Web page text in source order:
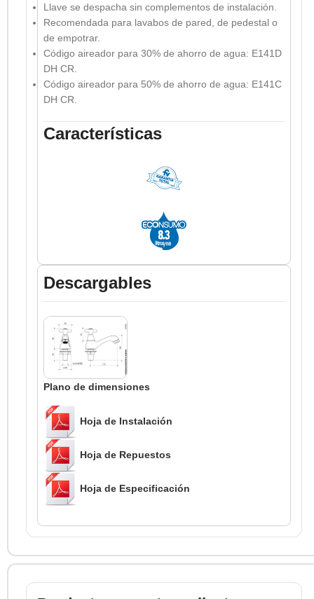
Llave se despacha sin complementos de instalación.
Recomendada para lavabos de pared, de pedestal o
de empotrar.
Código aireador para 30% de ahorro de agua: E141D
DH CR.
Código aireador para 50% de ahorro de agua: E141C
DH CR.
Características
Descargables
Plano de dimensiones
Hoja de Instalación
Hoja de Repuestos
Hoja de Especificación